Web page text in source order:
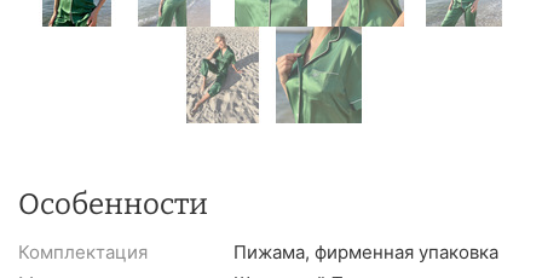
Особенности
Комплектация
Пижама, фирменная упаковка